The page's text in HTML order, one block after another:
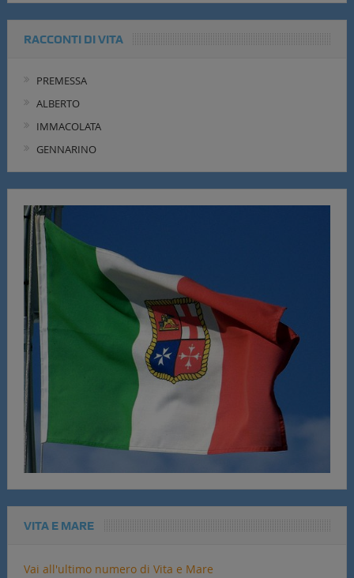
RACCONTI DI VITA
PREMESSA
ALBERTO
IMMACOLATA
GENNARINO
VITA E MARE
Vai all'ultimo numero di Vita e Mare